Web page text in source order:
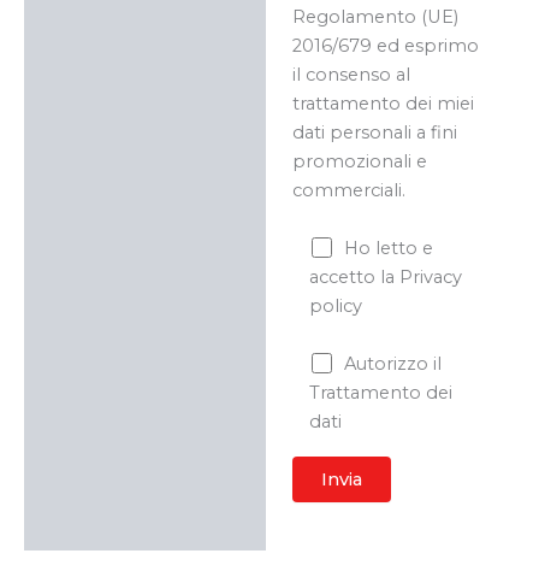
Regolamento (UE)
2016/679 ed esprimo
il consenso al
trattamento dei miei
dati personali a fini
promozionali e
commerciali.
Ho letto e
accetto la Privacy
policy
Autorizzo il
Trattamento dei
dati